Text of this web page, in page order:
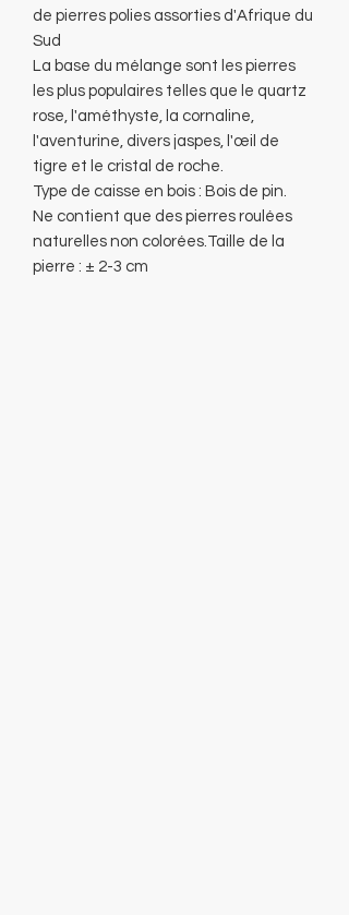
de pierres polies assorties d'Afrique du
Sud
La base du mélange sont les pierres
les plus populaires telles que le quartz
rose, l'améthyste, la cornaline,
l'aventurine, divers jaspes, l'œil de
tigre et le cristal de roche.
Type de caisse en bois : Bois de pin.
Ne contient que des pierres roulées
naturelles non colorées.Taille de la
pierre : ± 2-3 cm